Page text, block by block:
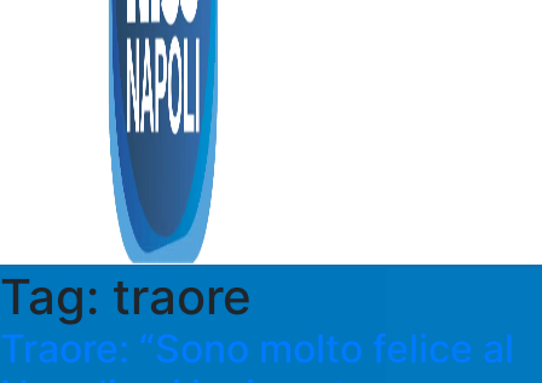
Tag: traore
Traore: “Sono molto felice al